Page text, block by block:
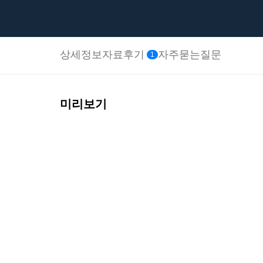
상세정보자료후기 1 자주묻는질문
미리보기